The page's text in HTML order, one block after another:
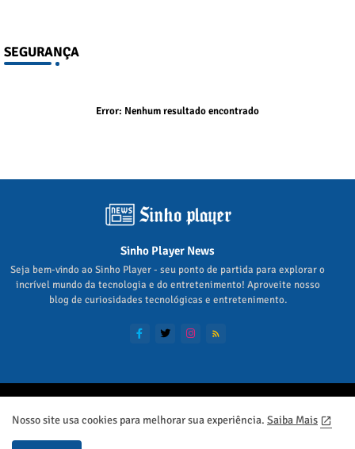
SEGURANÇA
Error: Nenhum resultado encontrado
Sinho Player News
Seja bem-vindo ao Sinho Player - seu ponto de partida para explorar o
incrível mundo da tecnologia e do entretenimento! Aproveite nosso
blog de curiosidades tecnológicas e entretenimento.
Siga no Google News
Nosso site usa cookies para melhorar sua experiência. Saiba Mais